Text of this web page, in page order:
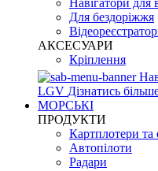
Навігатори для
Для бездоріжжя
АКСЕСУАРИ
Кріплення
LGV Дізнатись
МОРСЬКІ
ПРОДУКТИ
Картплотери та
Автопілоти
Радари